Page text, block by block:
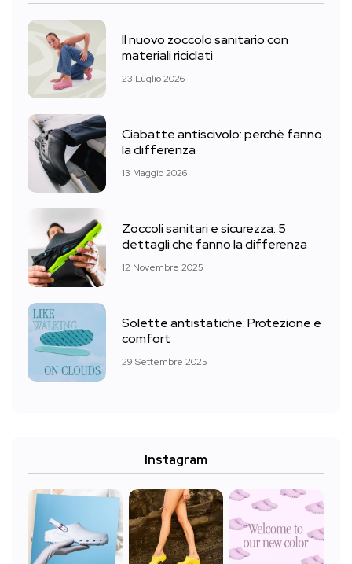
Il nuovo zoccolo sanitario con
materiali riciclati
23 Luglio 2026
Ciabatte antiscivolo: perchè fanno
la differenza
13 Maggio 2026
Zoccoli sanitari e sicurezza: 5
dettagli che fanno la differenza
12 Novembre 2025
Solette antistatiche: Protezione e
comfort
29 Settembre 2025
Instagram